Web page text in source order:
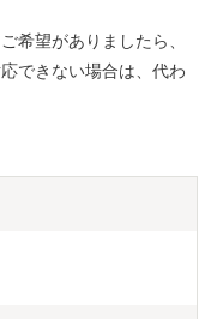
希望がありましたら、
できない場合は、代わ